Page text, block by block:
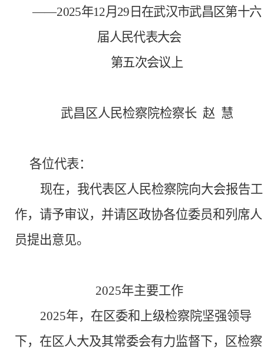
——2025年12月 29日在武汉市武昌区第十六
届人民代表大会
第五次会议上
武昌区人民检察院检察长 赵 慧
各位代表：
现在，我代表区人民检察院向大会报告工
作，请予审议，并请区政协各位委员和列席人
员提出意见。
2025年主要工作
2025年，在区委和上级检察院坚强领导
下，在区人大及其常委会有力监督下，区检察